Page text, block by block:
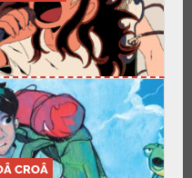
CROÂ